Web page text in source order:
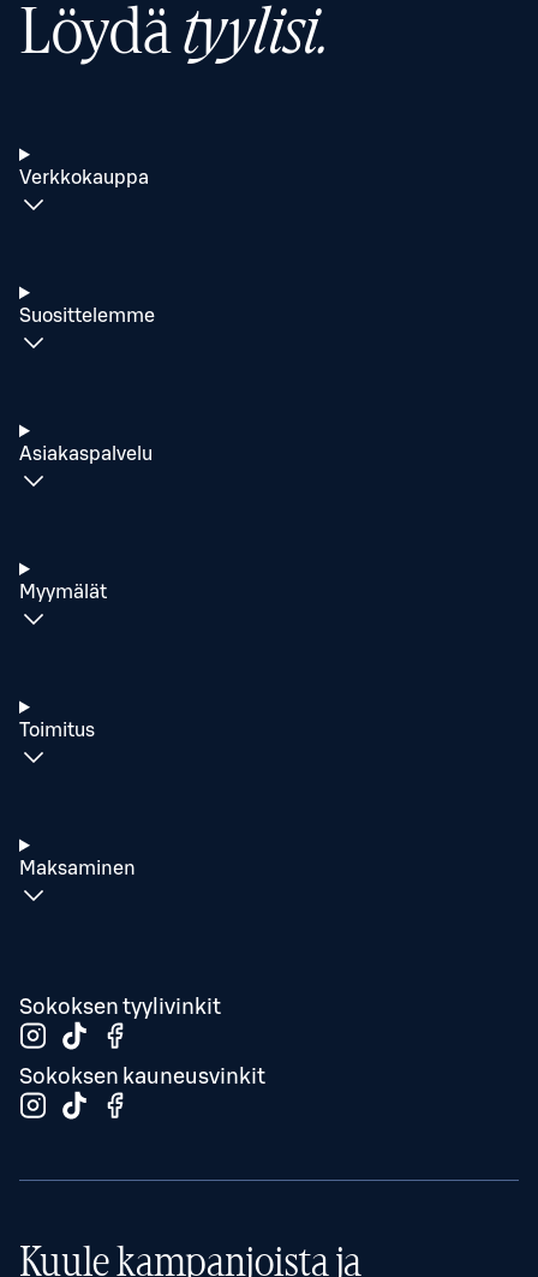
Löydätyylisi.
Verkkokauppa
Suosittelemme
Asiakaspalvelu
Myymälät
Toimitus
Maksaminen
Sokoksen tyylivinkit
Sokoksen kauneusvinkit
Kuule kampanjoista ja